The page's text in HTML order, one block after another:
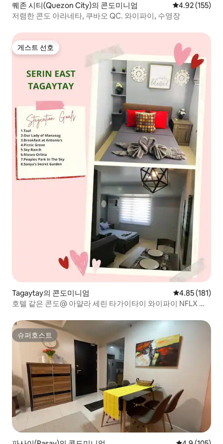
퀘존 시티(Quezon City)의 콘도미니엄 평점 4.92점(5
4.92 (155)
저렴한 콘도 아라네타, 쿠바오 QC. 와이파이, 수영장
게스트 선호
게스트 선호
Tagaytay의 콘도미니엄 평점 4.85점(5
4.85 (181)
호텔 같은 콘도@ 아얄라 세린 타가이타이 와이파이 NFLX 포
슈퍼호스트
슈퍼호스트